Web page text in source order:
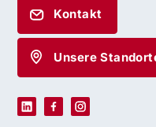
Kontakt
Unsere